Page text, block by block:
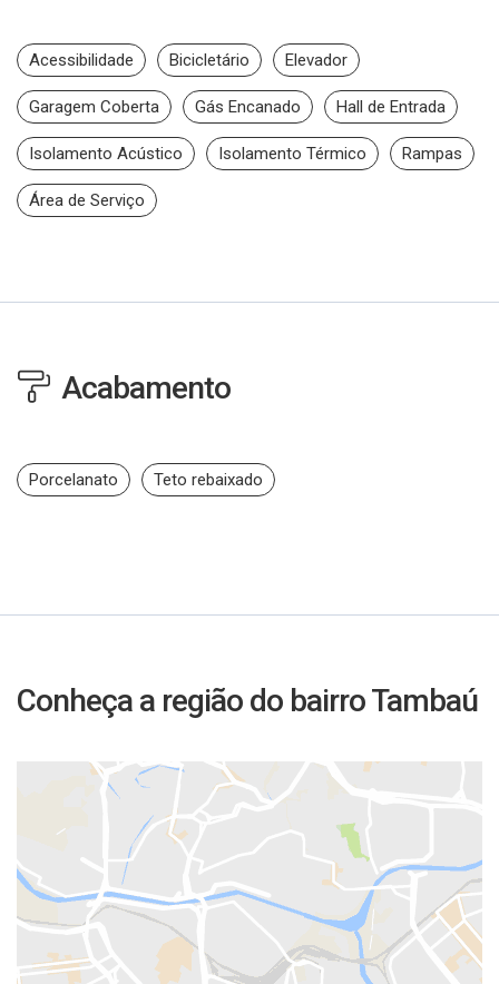
Acessibilidade Bicicletário Elevador
Garagem Coberta Gás Encanado Hall de Entrada
Isolamento Acústico Isolamento Térmico Rampas
Área de Serviço
Acabamento
Porcelanato Teto rebaixado
Conheça a região do bairro Tambaú